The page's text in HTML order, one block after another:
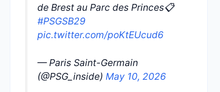
de Brest au Parc des Princes📋
#PSGSB29
pic.twitter.com/poKtEUcud6
— Paris Saint-Germain
(@PSG_inside) May 10, 2026